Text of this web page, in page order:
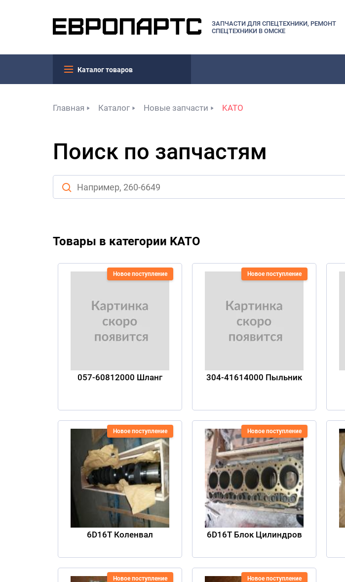
ЗАПЧАСТИ ДЛЯ СПЕЦТЕХНИКИ, РЕМОНТ
СПЕЦТЕХНИКИ В ОМСКЕ
Каталог товаров
Главная Каталог Новые запчасти KATO
Поиск по запчастям
Товары в категории KATO
Новое поступление
057-60812000 Шланг
Новое поступление
304-41614000 Пыльник
Новое поступление
6D16T Коленвал
Новое поступление
6D16T Блок Цилиндров
Новое поступление Новое поступление